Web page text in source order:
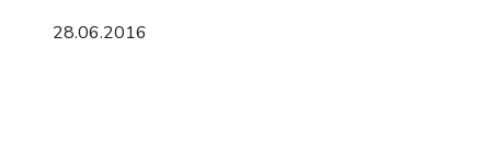
28.06.2016